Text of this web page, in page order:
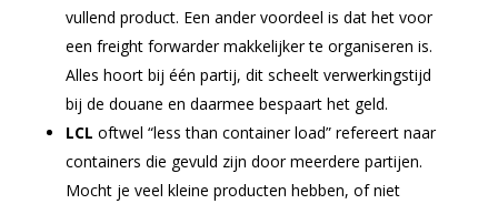
vullend product. Een ander voordeel is dat het voor
een freight forwarder makkelijker te organiseren is.
Alles hoort bij één partij, dit scheelt verwerkingstijd
bij de douane en daarmee bespaart het geld.
LCL oftwel “less than container load” refereert naar
containers die gevuld zijn door meerdere partijen.
Mocht je veel kleine producten hebben, of niet